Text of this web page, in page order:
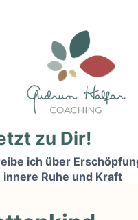
zu Dir!
ich über
innere Ruhe und Kraft